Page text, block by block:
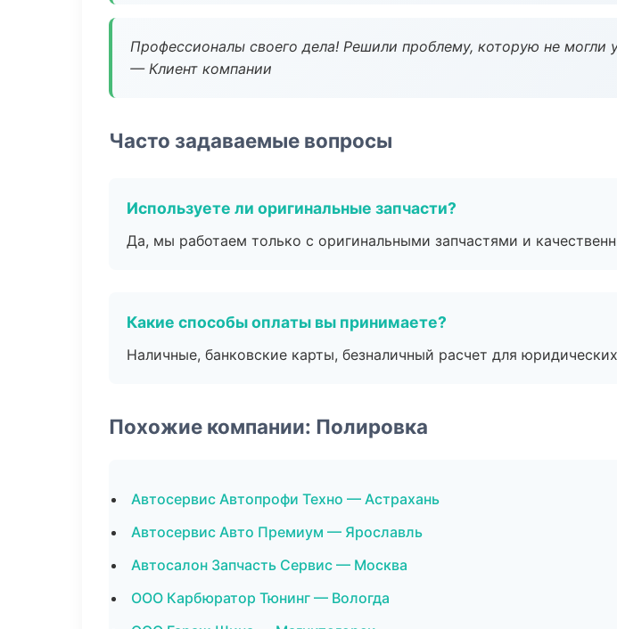
Профессионалы своего дела! Решили проблему, которую не могли
— Клиент компании
Часто задаваемые вопросы
Используете ли оригинальные запчасти?
Да, мы работаем только с оригинальными запчастями и
Какие способы оплаты вы принимаете?
Наличные, банковские карты, безналичный расчет для
Похожие компании: Полировка
Автосервис Автопрофи Техно — Астрахань
Автосервис Авто Премиум — Ярославль
Автосалон Запчасть Сервис — Москва
ООО Карбюратор Тюнинг — Вологда